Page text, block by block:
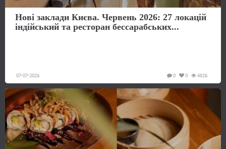
Нові заклади Києва. Червень 2026: 27 локацій
індійський та ресторан бессарабських...
07-07-2026 4826
0
0